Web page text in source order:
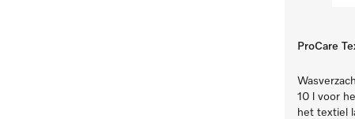
ProCare
10 l voor
het textiel